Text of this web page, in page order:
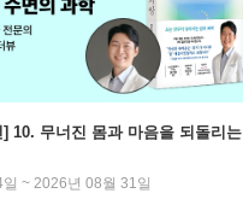
] 10. 무너진 몸과 마음을 되돌리는
~ 2026년 08월 31일